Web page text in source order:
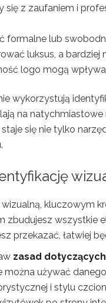
się z zaufaniem i
formalne lub
luksus, a
logo mogą
wykorzystują
na
się nie tylko
kluczowym
zbudujesz wszystkie
przekazać, łatwiej
zasad
używać
i stylu